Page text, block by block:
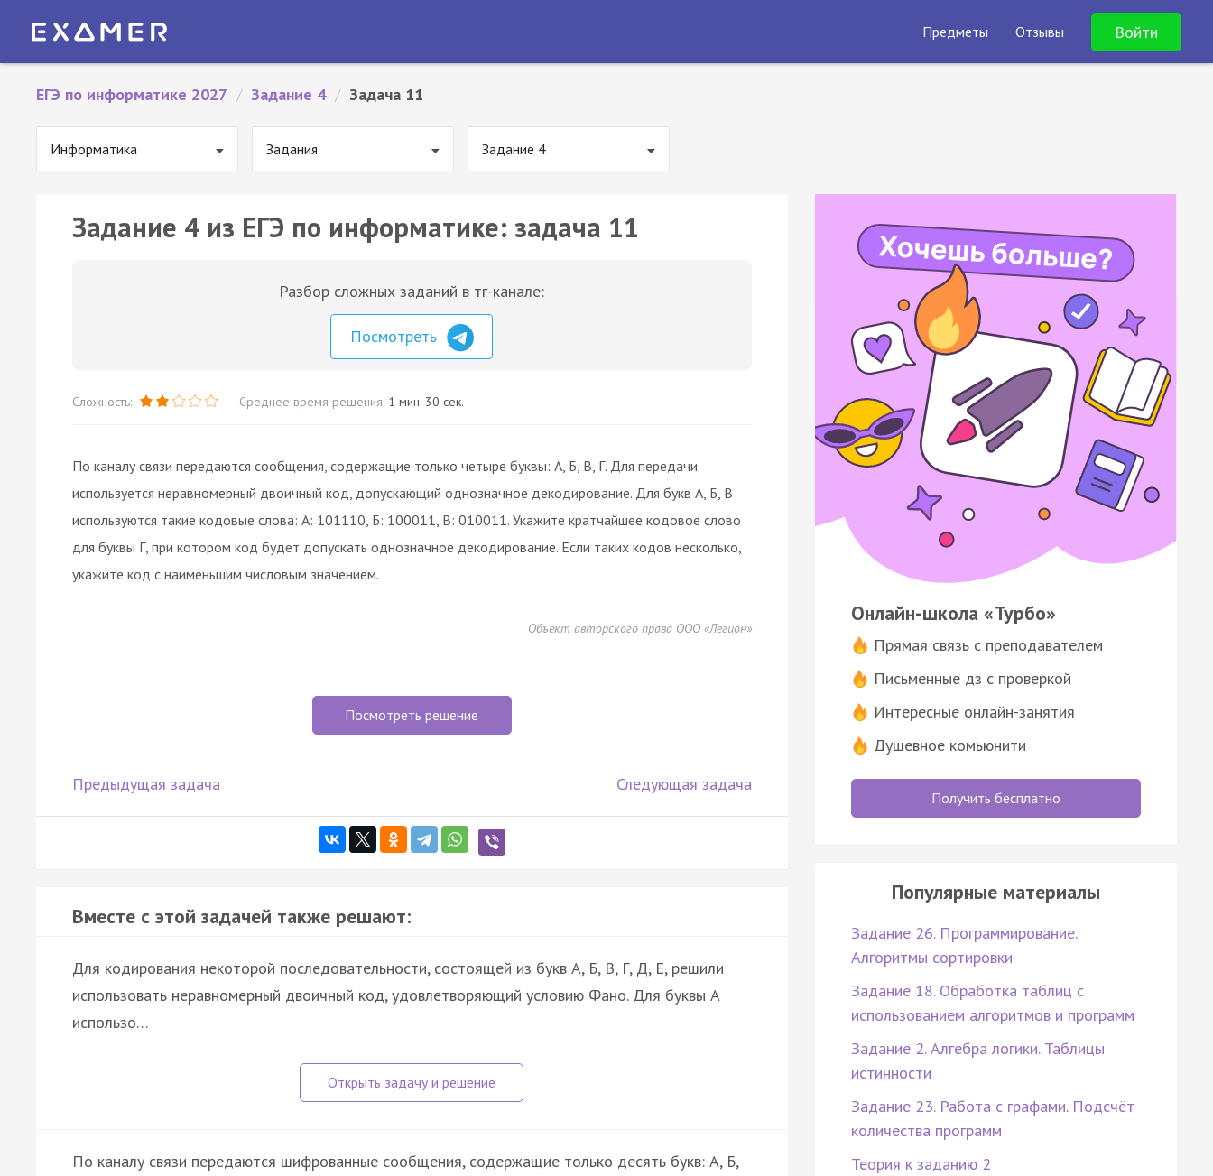
Предметы Отзывы Войти
ЕГЭ по информатике 2027 / Задание 4 / Задача 11
Информатика Задания Задание 4
Задание 4 из ЕГЭ по информатике: задача 11
Разбор сложных заданий в тг-канале:
Посмотреть
Сложность: Среднее время решения: 1 мин. 30 сек.
По каналу связи передаются сообщения, содержащие только четыре буквы: А, Б, В, Г. Для передачи
используется неравномерный двоичный код, допускающий однозначное декодирование. Для букв А, Б, В
используются такие кодовые слова: А: 101110, Б: 100011, В: 010011. Укажите кратчайшее кодовое слово
для буквы Г, при котором код будет допускать однозначное декодирование. Если таких кодов несколько,
укажите код с наименьшим числовым значением.
Объект авторского права ООО «Легион»
Посмотреть решение
Предыдущая задача Следующая задача
Вместе с этой задачей также решают:
Для кодирования некоторой последовательности, состоящей из букв А, Б, В, Г, Д, Е, решили
использовать неравномерный двоичный код, удовлетворяющий условию Фано. Для буквы А
использо…
По каналу связи передаются шифрованные сообщения, содержащие только десять букв: А, Б,
Онлайн-школа «Турбо»
Прямая связь с преподавателем
Письменные дз с проверкой
Интересные онлайн-занятия
Душевное комьюнити
Получить бесплатно
Популярные материалы
Задание 26. Программирование.
Алгоритмы сортировки
Задание 18. Обработка таблиц с
использованием алгоритмов и программ
Задание 2. Алгебра логики. Таблицы
истинности
Задание 23. Работа с графами. Подсчёт
количества программ
Теория к заданию 2